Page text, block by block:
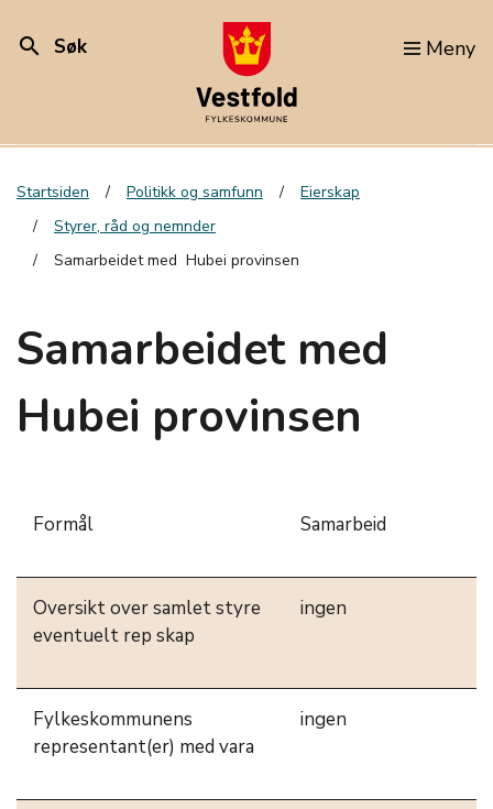
search Søk Meny
Startsiden Politikk og samfunn
Eierskap
Styrer, råd og nemnder
Samarbeidet med Hubei provinsen
Samarbeidet med
Hubei provinsen
Formål Samarbeid
Oversikt over samlet styre
eventuelt rep skap
ingen
Fylkeskommunens
representant(er) med vara
ingen